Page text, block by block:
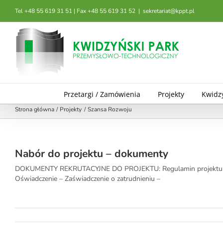
zawartości
Tel +48 55 619 31 51 | Fax +48 55 619 31 52 | sekretariat@kppt.pl
Przetargi / Zamówienia Projekty
Strona główna Projekty Szansa Rozwoju
Nabór do projektu – dokumenty
DOKUMENTY REKRUTACYJNE DO PROJEKTU: Regulamin
Oświadczenie – Zaświadczenie o zatrudnieniu –